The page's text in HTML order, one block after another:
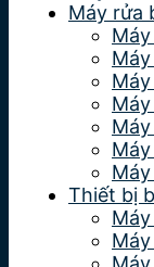
Máy rửa
Thiết bị